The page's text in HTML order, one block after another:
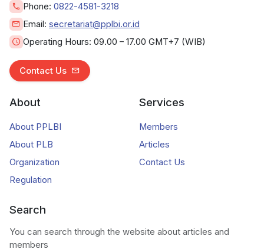
Phone: 0822-4581-3218
Email: secretariat@pplbi.or.id
Operating Hours: 09.00 – 17.00 GMT+7 (WIB)
Contact Us
About
About PPLBI
About PLB
Organization
Regulation
Services
Members
Articles
Contact Us
Search
You can search through the website about articles and
members